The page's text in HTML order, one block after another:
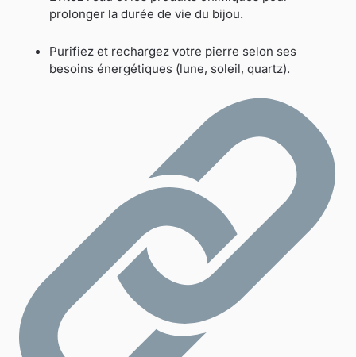
prolonger la durée de vie du bijou.
Purifiez et rechargez votre pierre selon ses
besoins énergétiques (lune, soleil, quartz).